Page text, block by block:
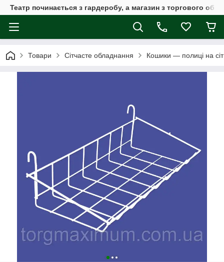
Театр починається з гардеробу, а магазин з торгового
Товари Сітчасте обладнання Кошики — полиці на